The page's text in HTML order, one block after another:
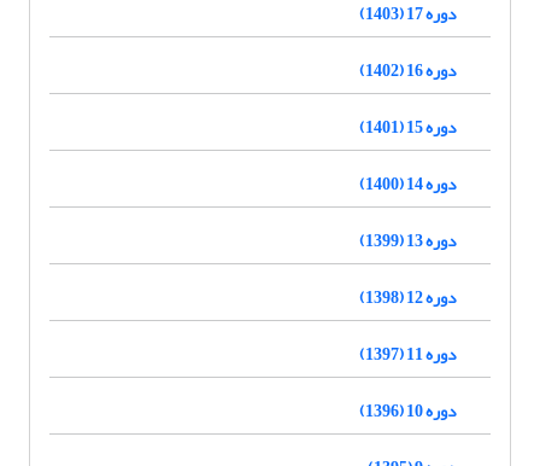
دوره 17 (1403)
دوره 16 (1402)
دوره 15 (1401)
دوره 14 (1400)
دوره 13 (1399)
دوره 12 (1398)
دوره 11 (1397)
دوره 10 (1396)